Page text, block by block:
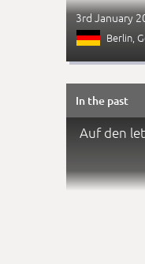
3rd January
Berlin,
In the past
Auf den